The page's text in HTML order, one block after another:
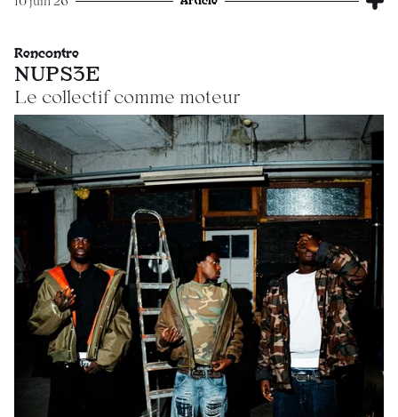
Rencontre
NUPS3E
Le collectif comme moteur